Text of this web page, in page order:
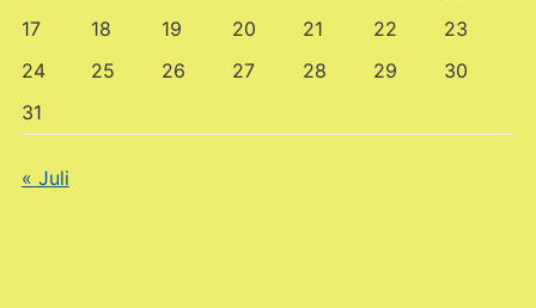
17
18 19 20 21 22
23
24
25 26 27 28 29
30
31
« Juli